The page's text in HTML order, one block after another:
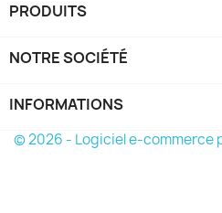
PRODUITS
NOTRE SOCIÉTÉ
INFORMATIONS
© 2026 - Logiciel e-commerce